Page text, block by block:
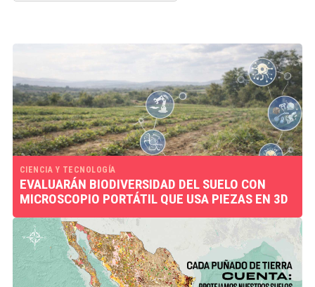
CIENCIA Y TECNOLOGÍA
EVALUARÁN BIODIVERSIDAD DEL SUELO CON
MICROSCOPIO PORTÁTIL QUE USA PIEZAS EN 3D